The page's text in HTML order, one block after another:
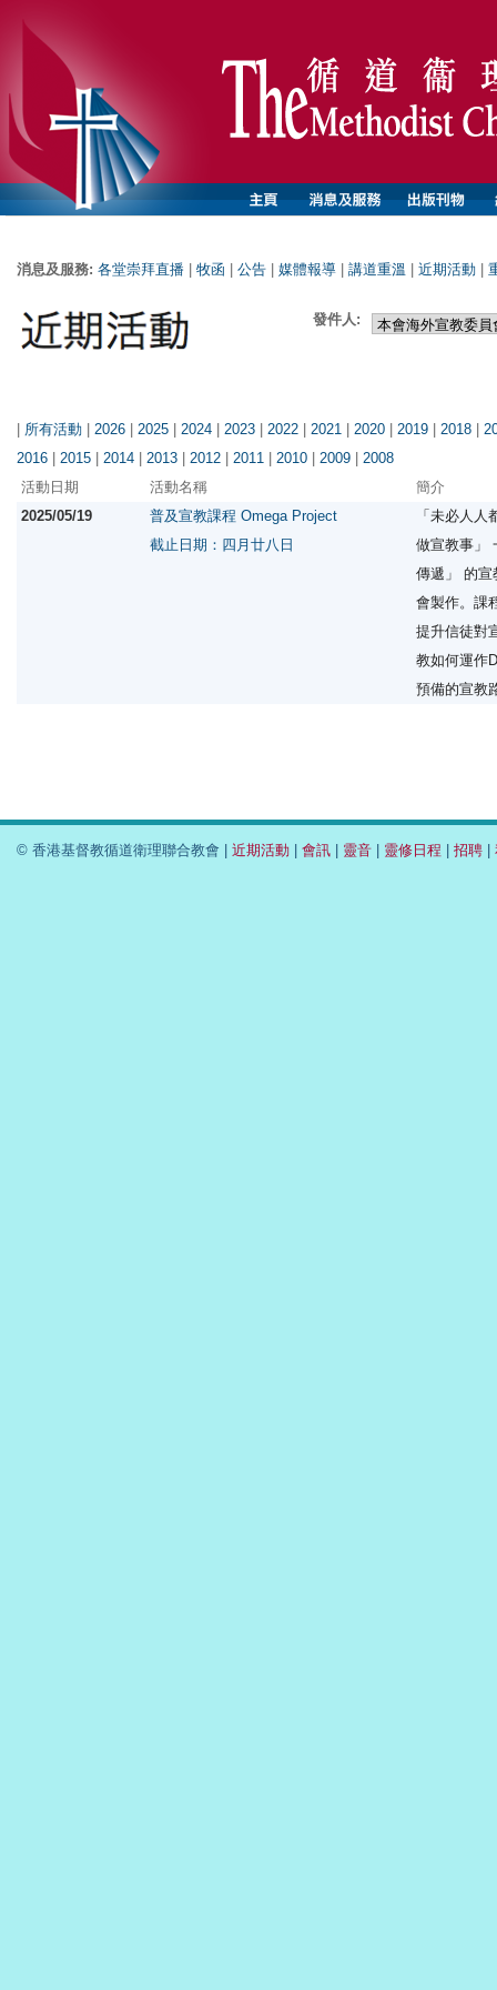
消息及服務: 各堂崇拜直播 牧函 公告 媒體報導 講道重溫 近期活動
發件人:
| 所有活動 | 2026 | 2025 | 2024 | 2023 | 2022 | 2021 | 2020 | 2019 | 2018 |
2016 | 2015 | 2014 | 2013 | 2012 | 2011 | 2010 | 2009 | 2008
活動日期
活動名稱
簡介
2025/05/19
普及宣教課程 Omega Project
截止日期：四月廿八日
「未必人
做宣教事」
傳遞」 的宣
會製作。課
提升信徒對
教如何運作
預備的宣教
© 香港基督教循道衛理聯合教會 | 近期活動 | 會訊 | 靈音 | 靈修日程 | 招聘 |